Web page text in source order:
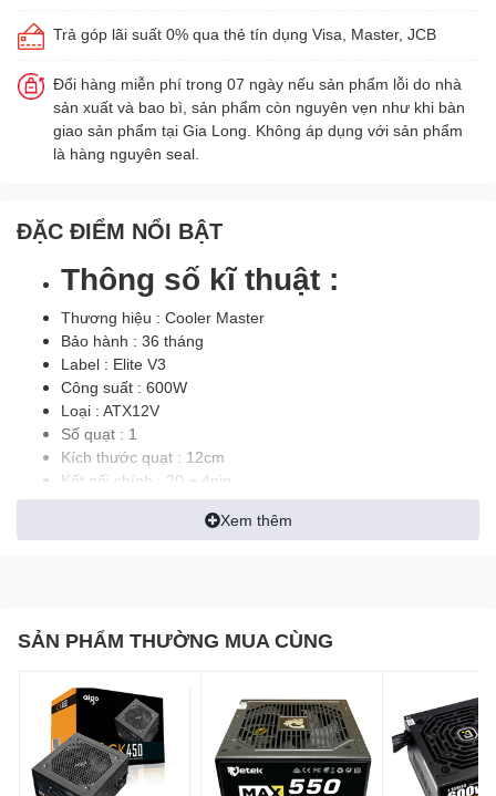
Trả góp lãi suất 0% qua thẻ tín dụng Visa, Master, JCB
Đổi hàng miễn phí trong 07 ngày nếu sản phẩm lỗi do nhà
sản xuất và bao bì, sản phẩm còn nguyên vẹn như khi bàn
giao sản phẩm tại Gia Long. Không áp dụng với sản phẩm
là hàng nguyên seal.
ĐẶC ĐIỂM NỔI BẬT
Thông số kĩ thuật :
Thương hiệu : Cooler Master
Bảo hành : 36 tháng
Label : Elite V3
Công suất : 600W
Loại : ATX12V
Số quạt : 1
Kích thước quạt : 12cm
Kết nối chính : 20 + 4pin
Hiệu năng : 75%
Xem thêm
SẢN PHẨM THƯỜNG MUA CÙNG